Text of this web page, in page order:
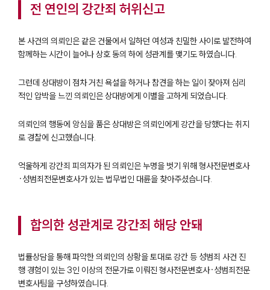
전 연인의 강간죄 허위신고
본 사건의 의뢰인은 같은 건물에서 일하던 여성과 친밀한 사이로 발전하여
함께하는 시간이 늘어나 상호 동의 하에 성관계를 맺기도 하였습니다.
그런데 상대방이 점차 거친 욕설을 하거나 참견을 하는 일이 잦아져 심리
적인 압박을 느낀 의뢰인은 상대방에게 이별을 고하게 되었습니다.
의뢰인의 행동에 앙심을 품은 상대방은 의뢰인에게 강간을 당했다는 취지
로 경찰에 신고했습니다.
억울하게 강간죄 피의자가 된 의뢰인은 누명을 벗기 위해 형사전문변호사
·성범죄전문변호사가 있는 법무법인 대륜을 찾아주셨습니다.
합의한 성관계로 강간죄 해당 안돼
법률상담을 통해 파악한 의뢰인의 상황을 토대로 강간 등 성범죄 사건 진
행 경험이 있는 3인 이상의 전문가로 이뤄진 형사전문변호사·성범죄전문
변호사팀을 구성하였습니다.